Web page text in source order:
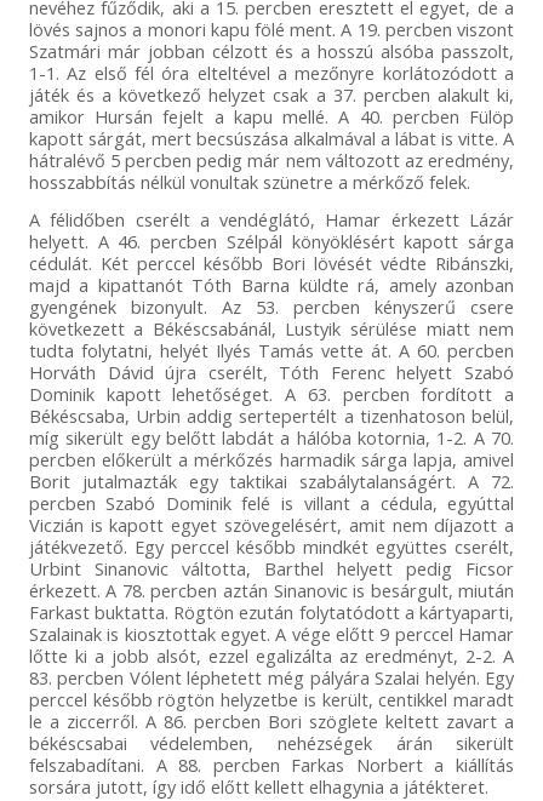
nevéhez fűződik, aki a 15. percben eresztett el egyet, de a
lövés sajnos a monori kapu fölé ment. A 19. percben viszont
Szatmári már jobban célzott és a hosszú alsóba passzolt,
1-1. Az első fél óra elteltével a mezőnyre korlátozódott a
játék és a következő helyzet csak a 37. percben alakult ki,
amikor Hursán fejelt a kapu mellé. A 40. percben Fülöp
kapott sárgát, mert becsúszása alkalmával a lábat is vitte. A
hátralévő 5 percben pedig már nem változott az eredmény,
hosszabbítás nélkül vonultak szünetre a mérkőző felek.
A félidőben cserélt a vendéglátó, Hamar érkezett Lázár
helyett. A 46. percben Szélpál könyöklésért kapott sárga
cédulát. Két perccel később Bori lövését védte Ribánszki,
majd a kipattanót Tóth Barna küldte rá, amely azonban
gyengének bizonyult. Az 53. percben kényszerű csere
következett a Békéscsabánál, Lustyik sérülése miatt nem
tudta folytatni, helyét Ilyés Tamás vette át. A 60. percben
Horváth Dávid újra cserélt, Tóth Ferenc helyett Szabó
Dominik kapott lehetőséget. A 63. percben fordított a
Békéscsaba, Urbin addig sertepertélt a tizenhatoson belül,
míg sikerült egy belőtt labdát a hálóba kotornia, 1-2. A 70.
percben előkerült a mérkőzés harmadik sárga lapja, amivel
Borit jutalmazták egy taktikai szabálytalanságért. A 72.
percben Szabó Dominik felé is villant a cédula, egyúttal
Viczián is kapott egyet szövegelésért, amit nem díjazott a
játékvezető. Egy perccel később mindkét együttes cserélt,
Urbint Sinanovic váltotta, Barthel helyett pedig Ficsor
érkezett. A 78. percben aztán Sinanovic is besárgult, miután
Farkast buktatta. Rögtön ezután folytatódott a kártyaparti,
Szalainak is kiosztottak egyet. A vége előtt 9 perccel Hamar
lőtte ki a jobb alsót, ezzel egalizálta az eredményt, 2-2. A
83. percben Vólent léphetett még pályára Szalai helyén. Egy
perccel később rögtön helyzetbe is került, centikkel maradt
le a ziccerről. A 86. percben Bori szöglete keltett zavart a
békéscsabai védelemben, nehézségek árán sikerült
felszabadítani. A 88. percben Farkas Norbert a kiállítás
sorsára jutott, így idő előtt kellett elhagynia a játékteret.